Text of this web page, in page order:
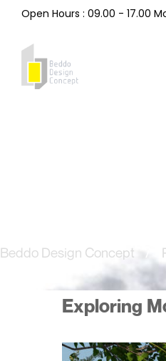
Open Hours : 09.00 - 17.00
Beddo Design Concept
Exploring